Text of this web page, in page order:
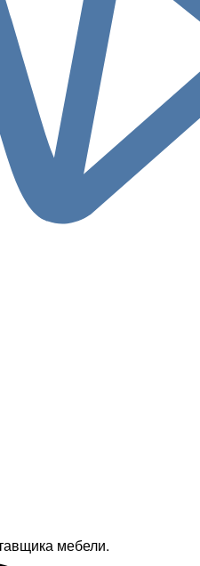
мебели.